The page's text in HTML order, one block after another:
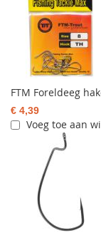
FTM Foreldeeg
€ 4,39
Voeg toe aan